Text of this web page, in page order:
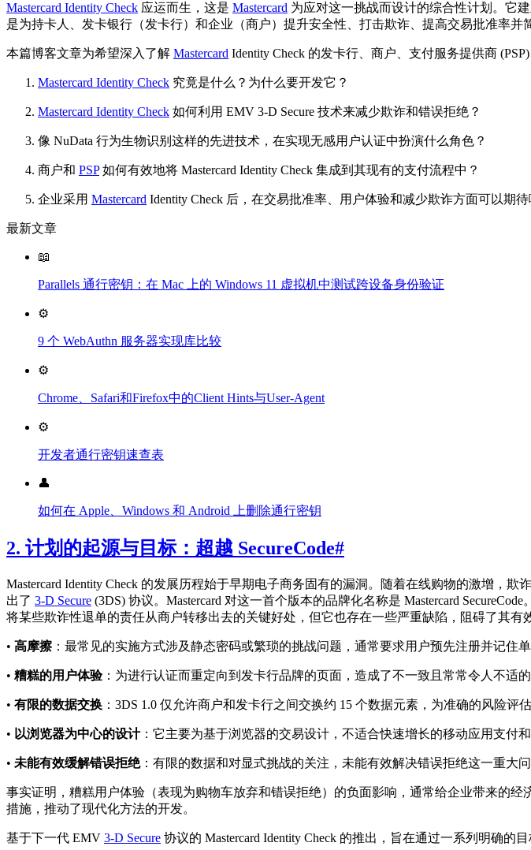
Mastercard Identity Check 应运而生，这是 Mastercard 为应对这一挑战而设计的综合性计划。它
是为持卡人、发卡银行（发卡行）和企业（商户）提升安全性、打击欺诈、提高交易批准率并
本篇博客文章为希望深入了解 Mastercard Identity Check 的发卡行、商户、支付服务提供商
Mastercard Identity Check 究竟是什么？为什么要开发它？
Mastercard Identity Check 如何利用 EMV 3-D Secure 技术来减少欺诈和错误拒绝？
像 NuData 行为生物识别这样的先进技术，在实现无感用户认证中扮演什么角色？
商户和 PSP如何有效地将 Mastercard Identity Check 集成到其现有的支付流程中？
企业采用 Mastercard Identity Check 后，在交易批准率、用户体验和减少欺诈方面可以期
最新文章
📖
Parallels 通行密钥：在 Mac 上的 Windows 11 虚拟机中测试跨设备身份验证
⚙️
9 个 WebAuthn 服务器实现库比较
⚙️
Chrome、Safari和Firefox中的Client Hints与User-Agent
⚙️
开发者通行密钥速查表
👤
如何在 Apple、Windows 和 Android 上删除通行密钥
2. 计划的起源与目标：超越 SecureCode#
Mastercard Identity Check 的发展历程始于早期电子商务固有的漏洞。随着在线购物的激增，欺
出了 3-D Secure (3DS) 协议。Mastercard 对这一首个版本的品牌化名称是 Mastercard
将某些欺诈性退单的责任从商户转移出去的关键好处，但它也存在一些严重缺陷，阻碍了其有
• 高摩擦：最常见的实施方式涉及静态密码或繁琐的挑战问题，通常要求用户预先注册并记住
• 糟糕的用户体验：为进行认证而重定向到发卡行品牌的页面，造成了不一致且常常令人不适
• 有限的数据交换 ：3DS 1.0 仅允许商户和发卡行之间交换约 15 个数据元素，为准确的风险评
• 以浏览器为中心的设计：它主要为基于浏览器的交易设计，不适合快速增长的移动应用支付
• 未能有效缓解错误拒绝：有限的数据和对显式挑战的关注，未能有效解决错误拒绝这一重大
事实证明，糟糕用户体验（表现为购物车放弃和错误拒绝）的负面影响，通常给企业带来的
措施，推动了现代化方法的开发。
基于下一代 EMV 3-D Secure 协议的 Mastercard Identity Check 的推出，旨在通过一系列明确的